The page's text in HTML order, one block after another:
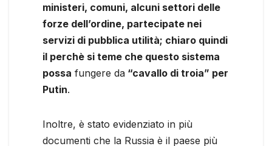
ministeri, comuni, alcuni settori delle
forze dell’ordine, partecipate nei
servizi di pubblica utilità; chiaro quindi
il perchè si teme che questo sistema
possa fungere da “cavallo di troia” per
Putin.
Inoltre, è stato evidenziato in più
documenti che la Russia è il paese più